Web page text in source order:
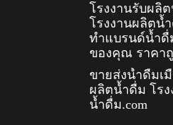
โรงงานรับผลิ
โรงงานผลิตน้
ทำแบรนด์น้ำ
ของคุณ ราคา
ขายส่งน้ำดื่มเ
ผลิตน้ำดื่ม โร
น้ำดื่ม.com